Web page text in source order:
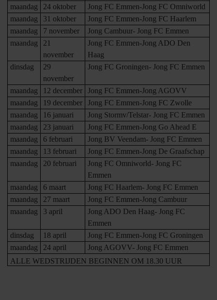
maandag
24 oktober
Jong FC Emmen-Jong FC Omniworld
maandag
31 oktober
Jong FC Emmen-Jong FC Haarlem
maandag
7 november
Jong Cambuur- Jong FC Emmen
maandag
21
november
Jong FC Emmen-Jong ADO Den
Haag
dinsdag
29
november
Jong FC Groningen- Jong FC Emmen
maandag 12 december
Jong FC Emmen-Jong AGOVV
maandag
19 december
Jong FC Emmen-Jong FC Zwolle
maandag
16 januari
Jong Stormv/Telstar- Jong FC Emmen
maandag
23 januari
Jong FC Emmen-Jong Go Ahead E
maandag
6 februari
Jong BV Veendam- Jong FC Emmen
maandag
13 februari
Jong FC Emmen-Jong De Graafschap
maandag
20 februari
Jong FC Omniworld- Jong FC
Emmen
maandag
6 maart
Jong FC Haarlem- Jong FC Emmen
maandag
27 maart
Jong FC Emmen-Jong Cambuur
maandag
3 april
Jong ADO Den Haag- Jong FC
Emmen
dinsdag
18 april
Jong FC Emmen-Jong FC Groningen
maandag
24 april
Jong AGOVV- Jong FC Emmen
ALLE WEDSTRIJDEN BEGINNEN OM 18.30 UUR